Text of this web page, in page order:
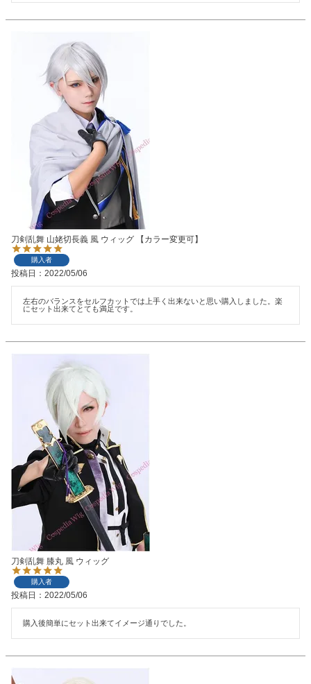
刀剣乱舞 山姥切長義 風 ウィッグ 【カラー変更可】
購入者
投稿日 2022/05/06
左右のバランスをセルフカットでは上手く出来ないと思い購入しました。楽
にセット出来てとても満足です。
刀剣乱舞 膝丸 風 ウィッグ
購入者
投稿日 2022/05/06
購入後簡単にセット出来てイメージ通りでした。